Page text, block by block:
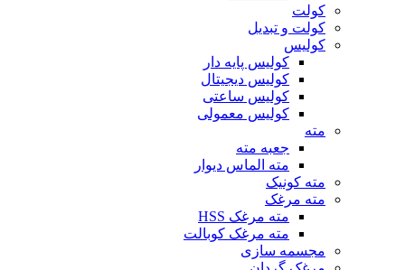
کولت
کولت و تبدیل
کولیس
کولیس پایه دار
کولیس دیجیتال
کولیس ساعتی
کولیس معمولی
مته
جعبه مته
مته الماس دیوار
مته کونیک
مته مرغک
مته مرغک HSS
مته مرغک کوبالت
مجسمه سازی